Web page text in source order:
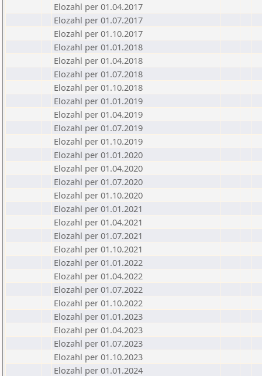
Elozahl per 01.04.2017
Elozahl per 01.07.2017
Elozahl per 01.10.2017
Elozahl per 01.01.2018
Elozahl per 01.04.2018
Elozahl per 01.07.2018
Elozahl per 01.10.2018
Elozahl per 01.01.2019
Elozahl per 01.04.2019
Elozahl per 01.07.2019
Elozahl per 01.10.2019
Elozahl per 01.01.2020
Elozahl per 01.04.2020
Elozahl per 01.07.2020
Elozahl per 01.10.2020
Elozahl per 01.01.2021
Elozahl per 01.04.2021
Elozahl per 01.07.2021
Elozahl per 01.10.2021
Elozahl per 01.01.2022
Elozahl per 01.04.2022
Elozahl per 01.07.2022
Elozahl per 01.10.2022
Elozahl per 01.01.2023
Elozahl per 01.04.2023
Elozahl per 01.07.2023
Elozahl per 01.10.2023
Elozahl per 01.01.2024